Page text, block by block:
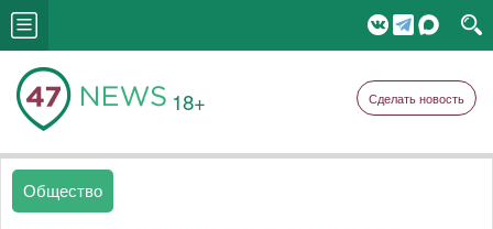
18+ Сделать новость
Общество